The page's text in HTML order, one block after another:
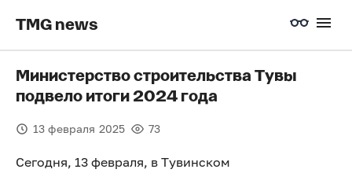
TMG news
Министерство строительства Тувы
подвело итоги 2024 года
13 февраля 2025 73
Сегодня, 13 февраля, в Тувинском